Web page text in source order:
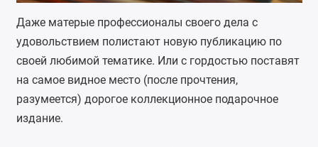
Даже матерые профессионалы своего дела с
удовольствием полистают новую публикацию по
своей любимой тематике. Или с гордостью поставят
на самое видное место (после прочтения,
разумеется) дорогое коллекционное подарочное
издание.